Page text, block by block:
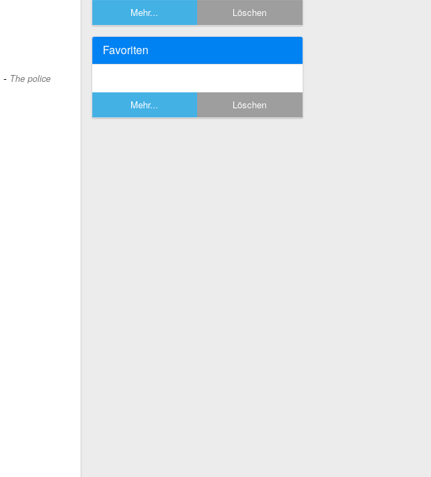
- The police
Mehr... Löschen
Favoriten
Mehr... Löschen